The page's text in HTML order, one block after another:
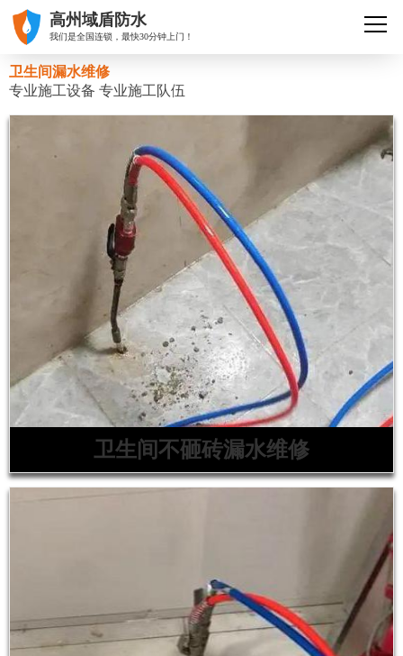
高州域盾防水
我们是全国连锁，最快30分钟上门！
卫生间漏水维修
专业施工设备 专业施工队伍
卫生间不砸砖漏水维修